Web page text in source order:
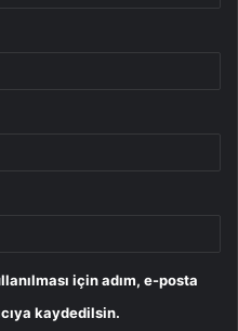
için adım, e-posta
kaydedilsin.